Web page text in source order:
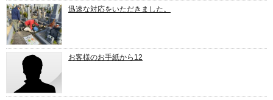
迅速な対応をいただきました。
お客様のお手紙から12